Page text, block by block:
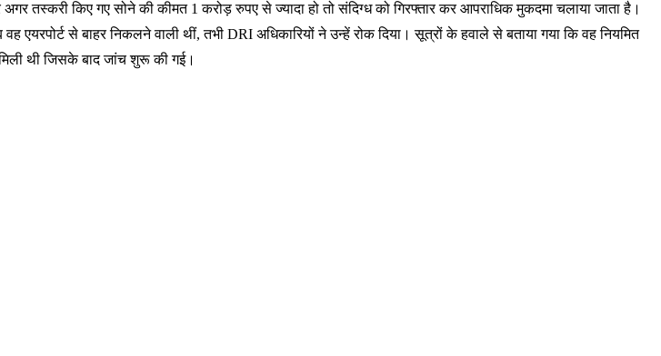
अगर तस्करी किए गए सोने की कीमत 1 करोड़ रुपए से ज्यादा हो तो संदिग्ध को गिरफ्तार कर आपराधिक मुकदमा चलाया जाता है।
से बाहर निकलने वाली थीं, तभी DRI अधिकारियों ने उन्हें रोक दिया। सूत्रों के हवाले से बताया गया कि वह नियमित
थी जिसके बाद जांच शुरू की गई।